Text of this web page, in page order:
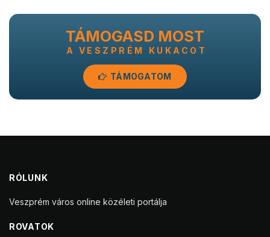
TÁMOGASD MOST
A VESZPRÉM KUKACOT
TÁMOGATOM
RÓLUNK
Veszprém város online közéleti portálja
ROVATOK